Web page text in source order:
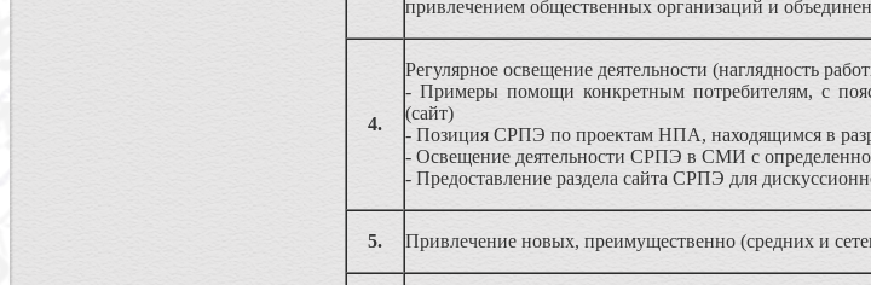
привлечением общественных организаций и
4.
Регулярное освещение деятельности (наглядность
- Примеры помощи конкретным потребителям, с
(сайт)
- Позиция СРПЭ по проектам НПА, находящимся в
- Освещение деятельности СРПЭ в СМИ с
- Предоставление раздела сайта СРПЭ для
5. Привлечение новых, преимущественно (средних и